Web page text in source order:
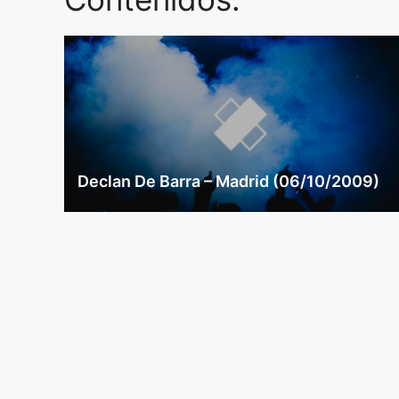
Declan De Barra – Madrid (06/10/2009)